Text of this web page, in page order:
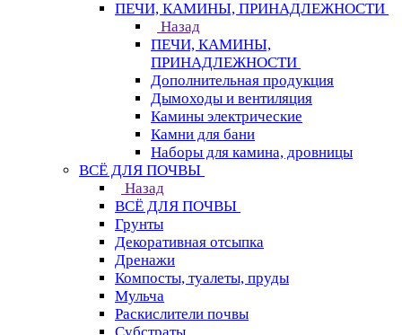
ПЕЧИ, КАМИНЫ, ПРИНАДЛЕЖНОСТИ
Назад
ПЕЧИ, КАМИНЫ,
ПРИНАДЛЕЖНОСТИ
Дополнительная продукция
Дымоходы и вентиляция
Камины электрические
Камни для бани
Наборы для камина, дровницы
ВСЁ ДЛЯ ПОЧВЫ
Назад
ВСЁ ДЛЯ ПОЧВЫ
Грунты
Декоративная отсыпка
Дренажи
Компосты, туалеты, пруды
Мульча
Раскислители почвы